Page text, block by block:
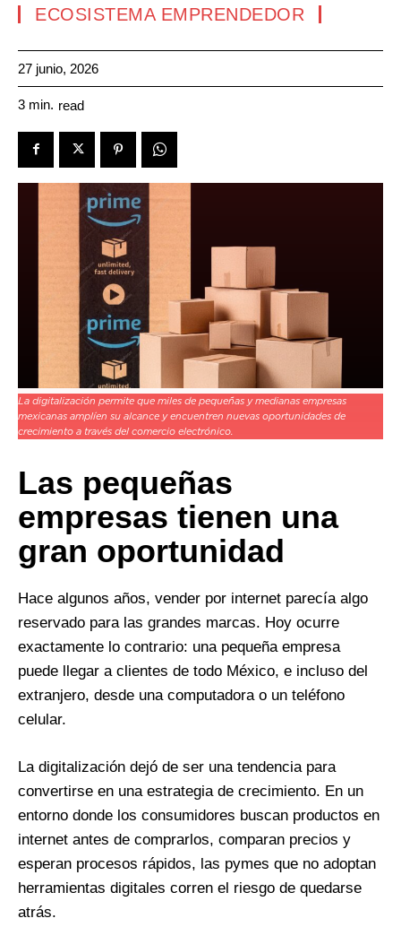
ECOSISTEMA EMPRENDEDOR
27 junio, 2026
3 min. read
La digitalización permite que miles de pequeñas y medianas empresas
mexicanas amplíen su alcance y encuentren nuevas oportunidades de
crecimiento a través del comercio electrónico.
Las pequeñas
empresas tienen una
gran oportunidad
Hace algunos años, vender por internet parecía algo
reservado para las grandes marcas. Hoy ocurre
exactamente lo contrario: una pequeña empresa
puede llegar a clientes de todo México, e incluso del
extranjero, desde una computadora o un teléfono
celular.
La digitalización dejó de ser una tendencia para
convertirse en una estrategia de crecimiento. En un
entorno donde los consumidores buscan productos en
internet antes de comprarlos, comparan precios y
esperan procesos rápidos, las pymes que no adoptan
herramientas digitales corren el riesgo de quedarse
atrás.